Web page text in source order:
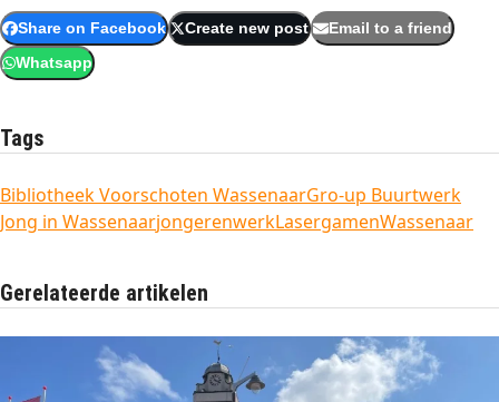
Share on Facebook Create new post Email to a friend
Whatsapp
Tags
Bibliotheek Voorschoten WassenaarGro-up Buurtwerk
Jong in WassenaarjongerenwerkLasergamenWassenaar
Gerelateerde artikelen